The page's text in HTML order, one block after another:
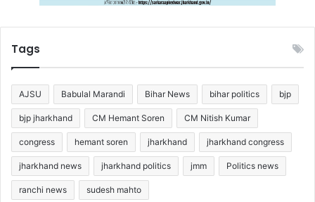
Tags
AJSU Babulal Marandi Bihar News bihar politics bjp
bjp jharkhand CM Hemant Soren CM Nitish Kumar
congress hemant soren jharkhand jharkhand congress
jharkhand news jharkhand politics jmm Politics news
ranchi news sudesh mahto